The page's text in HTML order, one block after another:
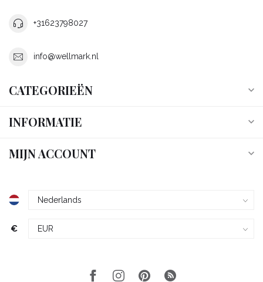
+31623798027
info@wellmark.nl
CATEGORIEËN
INFORMATIE
MIJN ACCOUNT
€